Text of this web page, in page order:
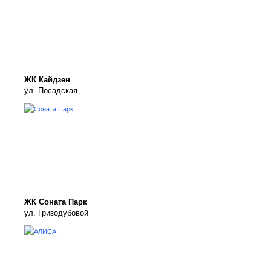
ЖК Кайдзен
ул. Посадская
ЖК Соната Парк
ул. Гризодубовой